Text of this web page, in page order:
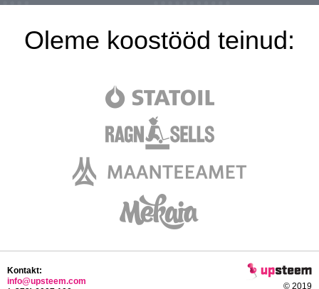
Oleme koostööd teinud:
© 2019
Kontakt:
info@upsteem.com